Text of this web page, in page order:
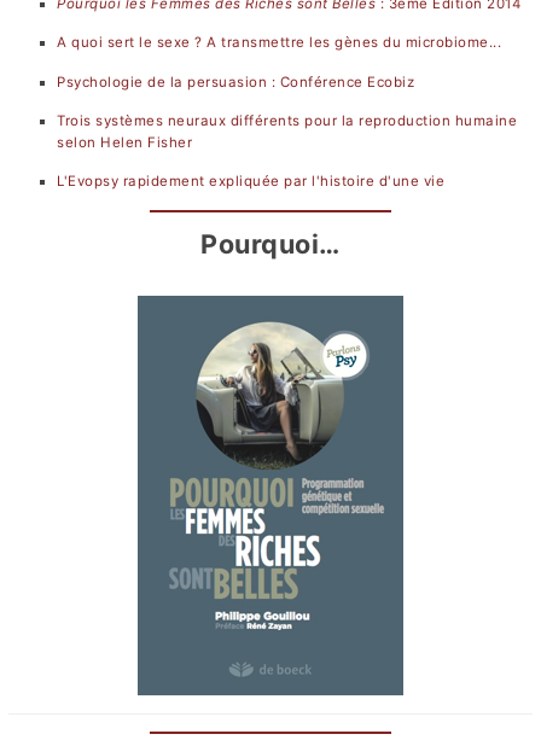
A quoi sert le sexe ? A transmettre les gènes du microbiome...
Psychologie de la persuasion : Conférence Ecobiz
Trois systèmes neuraux différents pour la reproduction humaine
selon Helen Fisher
L'Evopsy rapidement expliquée par l'histoire d'une vie
Pourquoi…